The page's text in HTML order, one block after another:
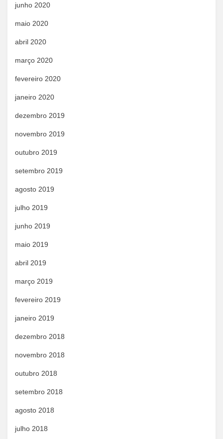
junho 2020
maio 2020
abril 2020
março 2020
fevereiro 2020
janeiro 2020
dezembro 2019
novembro 2019
outubro 2019
setembro 2019
agosto 2019
julho 2019
junho 2019
maio 2019
abril 2019
março 2019
fevereiro 2019
janeiro 2019
dezembro 2018
novembro 2018
outubro 2018
setembro 2018
agosto 2018
julho 2018